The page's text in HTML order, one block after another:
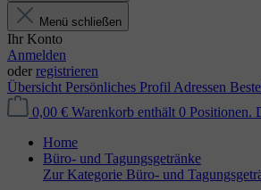
Menü schließen
Ihr Konto
Anmelden
oder registrieren
Übersicht Persönliches Profil Adressen
0,00 € Warenkorb enthält 0 Positionen.
Home
Büro- und Tagungsgetränke
Zur Kategorie Büro- und